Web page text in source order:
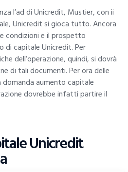
l’ad di Unicredit, Mustier, con ii
Unicredit si gioca tutto. Ancora
condizioni e il prospetto
di capitale Unicredit. Per
dell’operazione, quindi, si dovrà
di tali documenti. Per ora delle
aumento capitale
dovrebbe infatti partire il
Unicredit